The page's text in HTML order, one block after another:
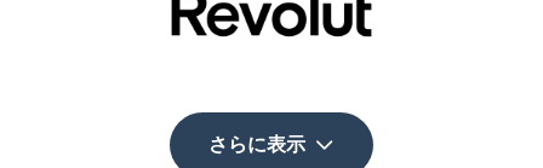
さらに表示